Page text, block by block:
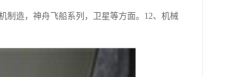
制造，神舟飞船系列，卫星等方面。12、机械